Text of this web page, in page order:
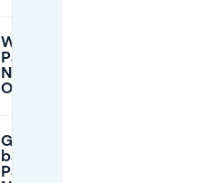
Wie viel kostet das
Parken im
Nederlands
Openluchtmuseum?
Gibt es
barrierefreie
Parkplätze im